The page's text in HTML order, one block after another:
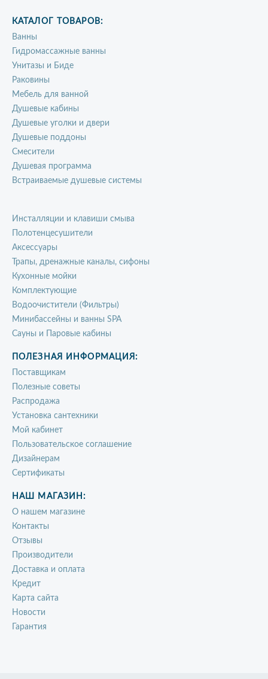
КАТАЛОГ ТОВАРОВ:
Ванны
Гидромассажные ванны
Унитазы и Биде
Раковины
Мебель для ванной
Душевые кабины
Душевые уголки и двери
Душевые поддоны
Смесители
Душевая программа
Встраиваемые душевые системы
Инсталляции и клавиши смыва
Полотенцесушители
Аксессуары
Трапы, дренажные каналы, сифоны
Кухонные мойки
Комплектующие
Водоочистители (Фильтры)
Минибассейны и ванны SPA
Сауны и Паровые кабины
ПОЛЕЗНАЯ ИНФОРМАЦИЯ:
Поставщикам
Полезные советы
Распродажа
Установка сантехники
Мой кабинет
Пользовательское соглашение
Дизайнерам
Сертификаты
НАШ МАГАЗИН:
О нашем магазине
Контакты
Отзывы
Производители
Доставка и оплата
Кредит
Карта сайта
Новости
Гарантия